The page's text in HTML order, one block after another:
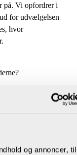
og annoncer,
på. Vi opfordrer i
for udvælgelsen
hvor
om